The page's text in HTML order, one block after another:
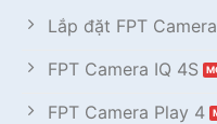
Lắp đặt FPT Camera
FPT Camera IQ 4S
FPT Camera Play 4